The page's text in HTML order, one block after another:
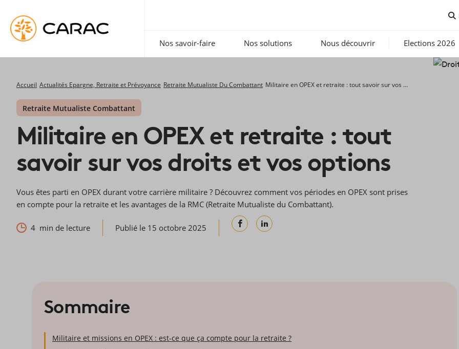
Nos savoir-faire Nos solutions Nous découvrir Elections 2026
Accueil Actualités Epargne, Retraite et Prévoyance Retraite Mutualiste Du Combattant Militaire en OPEX et retraite : tout savoir sur vos droits et vos options
Retraite Mutualiste Combattant
Militaire en OPEX et retraite : tout
savoir sur vos droits et vos options
Vous êtes parti en OPEX durant votre carrière militaire ? Découvrez comment vos périodes en OPEX sont prises
en compte pour la retraite et les avantages de la RMC (Retraite Mutualiste du Combattant).
4 min de lecture Publié le 15 octobre 2025
Sommaire
Militaire et missions en OPEX : est-ce que ça compte pour la retraite ?